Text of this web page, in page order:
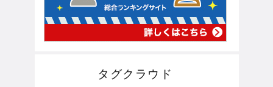
タグクラウド